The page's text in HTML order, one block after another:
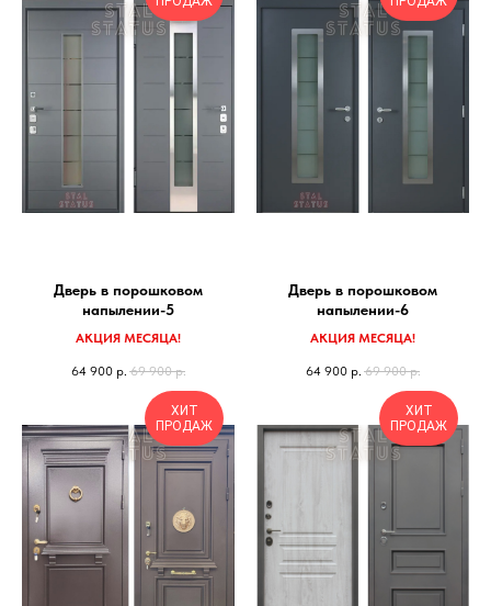
Дверь в порошковом
напылении-5
АКЦИЯ МЕСЯЦА!
64 900 р. 69 900 р.
Дверь в порошковом
напылении-6
АКЦИЯ МЕСЯЦА!
64 900 р. 69 900 р.
ХИТ
ПРОДАЖ
ХИТ
ПРОДАЖ